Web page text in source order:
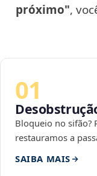
próximo",
01
Bloqueio no sifão?
restauramos a
SAIBA MAIS